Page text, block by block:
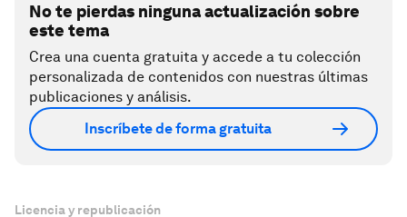
No te pierdas ninguna actualización sobre
este tema
Crea una cuenta gratuita y accede a tu colección
personalizada de contenidos con nuestras últimas
publicaciones y análisis.
Inscríbete de forma gratuita
Licencia y republicación